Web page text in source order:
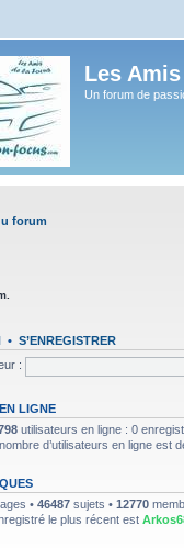
Les
Un forum de
forum
• S’ENREGISTRER
:
LIGNE
utilisateurs en ligne : 0
d’utilisateurs en ligne est
• 46487 sujets • 12770
le plus récent est